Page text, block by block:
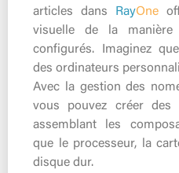
articles dans
RayOne
visuelle de la
configurés. Imaginez
des ordinateurs
Avec la gestion des
vous pouvez créer des
assemblant les
que le processeur, la
disque dur.